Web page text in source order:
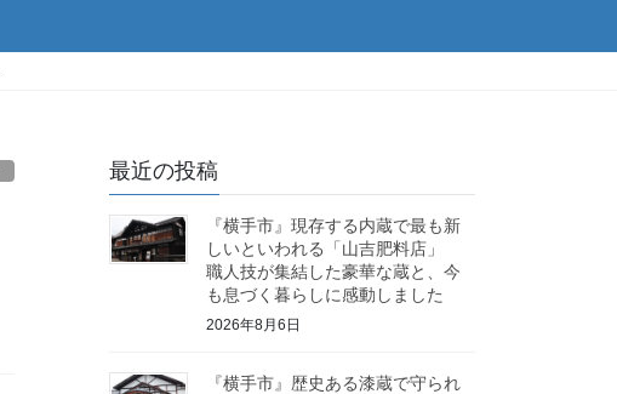
最近の投稿
『横手市』現存する内蔵で最も新
しいといわれる「山吉肥料店」
職人技が集結した豪華な蔵と、今
も息づく暮らしに感動しました
2026年8月6日
『横手市』歴史ある漆蔵で守られ